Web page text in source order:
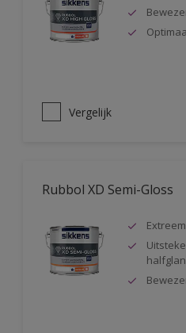
Vergelijk
Rubbol XD Semi-Gloss